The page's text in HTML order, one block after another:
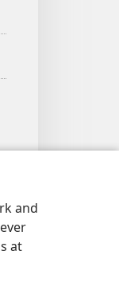
and
at